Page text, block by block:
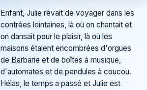
Enfant, Julie rêvait de voyager dans les
contrées lointaines, là où on chantait et
on dansait pour le plaisir, là où les
maisons étaient encombrées d'orgues
de Barbarie et de boîtes à musique,
d'automates et de pendules à coucou.
Hélas, le temps a passé et Julie est